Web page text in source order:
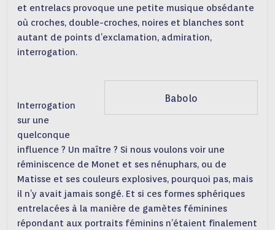
et entrelacs provoque une petite musique obsédante
où croches, double-croches, noires et blanches sont
autant de points d’exclamation, admiration,
interrogation.
Babolo
Interrogation
sur une
quelconque
influence ? Un maître ? Si nous voulons voir une
réminiscence de Monet et ses nénuphars, ou de
Matisse et ses couleurs explosives, pourquoi pas, mais
il n’y avait jamais songé. Et si ces formes sphériques
entrelacées à la manière de gamètes féminines
répondant aux portraits féminins n’étaient finalement